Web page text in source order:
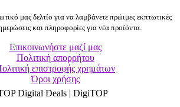
μας δελτίο για να λαμβάνετε πρώιμες εκπτωτικές
και πληροφορίες για νέα προϊόντα.
Επικοινωνήστε μαζί μας
Πολιτική απορρήτου
επιστροφής χρημάτων
Όροι χρήσης